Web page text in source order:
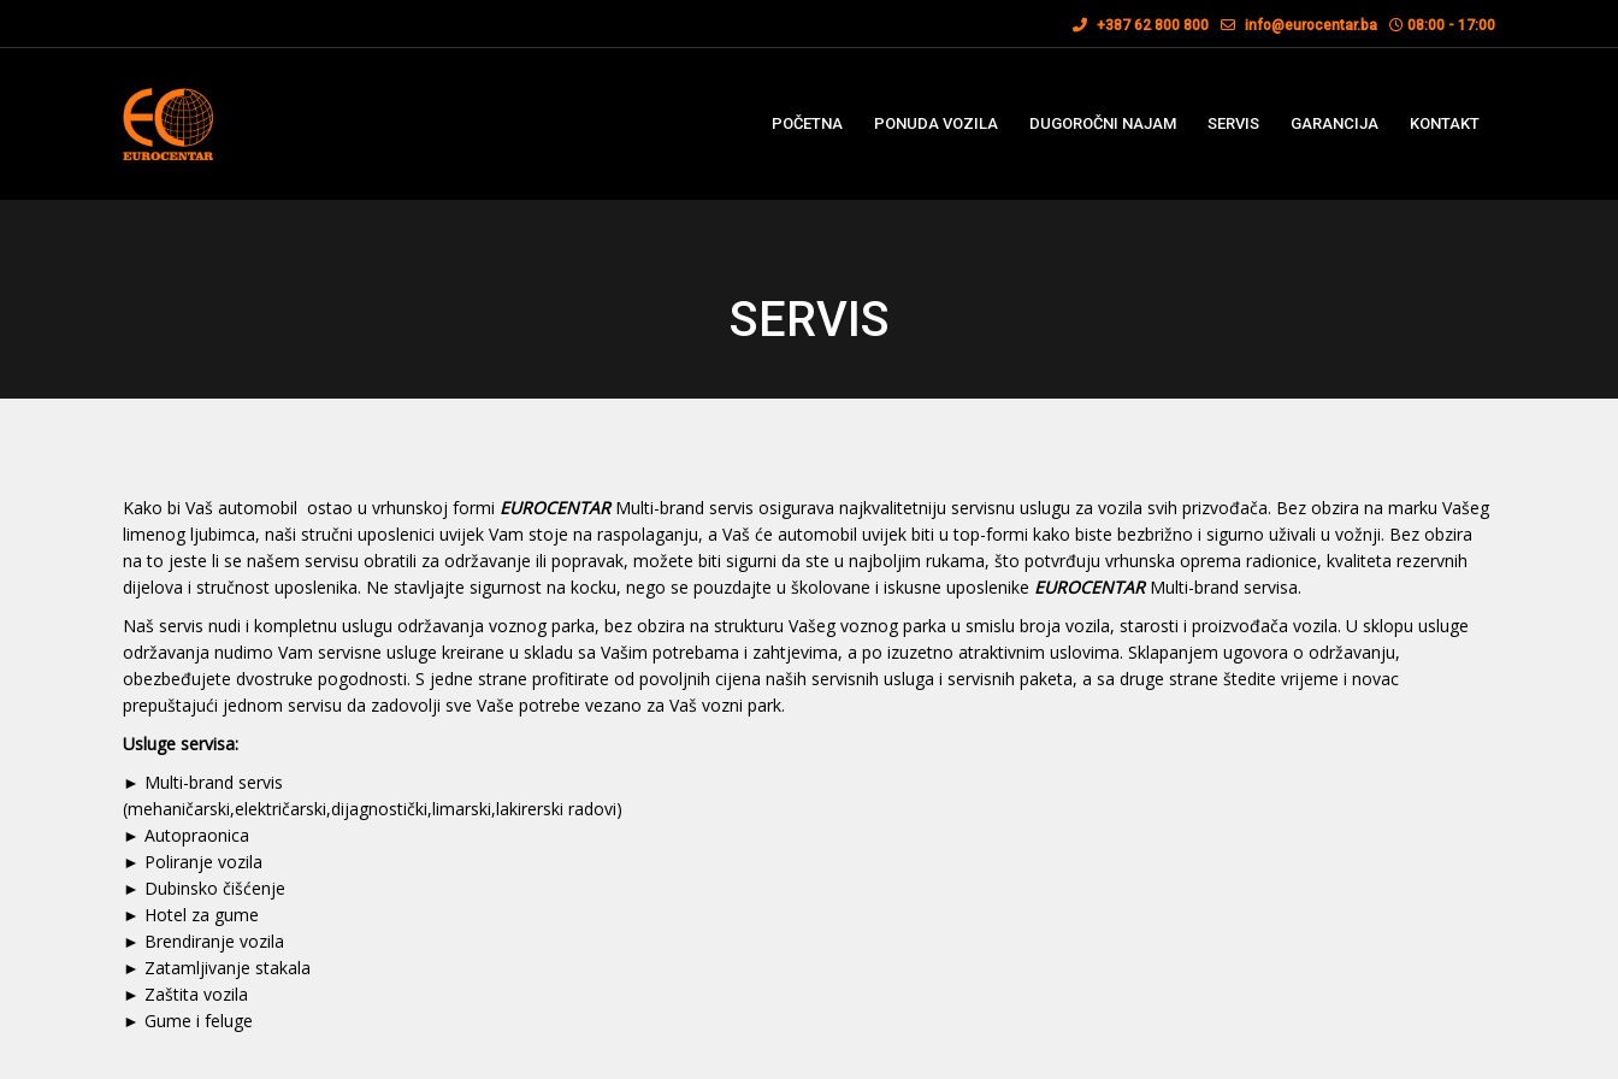
+387 62 800 800 info@eurocentar.ba 08:00 - 17:00
POČETNA PONUDA VOZILA DUGOROČNI NAJAM SERVIS GARANCIJA KONTAKT
SERVIS
Kako bi Vaš automobil ostao u vrhunskoj formi EUROCENTARMulti-brand servis osigurava najkvalitetniju servisnu uslugu za vozila svih prizvođača. Bez obzira na marku Vašeg
limenog ljubimca, naši stručni uposlenici uvijek Vam stoje na raspolaganju, a Vaš će automobil uvijek biti u top-formi kako biste bezbrižno i sigurno uživali u vožnji. Bez obzira
na to jeste li se našem servisu obratili za održavanje ili popravak, možete biti sigurni da ste u najboljim rukama, što potvrđuju vrhunska oprema radionice, kvaliteta rezervnih
dijelova i stručnost uposlenika. Ne stavljajte sigurnost na kocku, nego se pouzdajte u školovane i iskusne uposlenike EUROCENTARMulti-brand servisa.
Naš servis nudi i kompletnu uslugu održavanja voznog parka, bez obzira na strukturu Vašeg voznog parka u smislu broja vozila, starosti i proizvođača vozila. U sklopu usluge
održavanja nudimo Vam servisne usluge kreirane u skladu sa Vašim potrebama i zahtjevima, a po izuzetno atraktivnim uslovima. Sklapanjem ugovora o održavanju,
obezbeđujete dvostruke pogodnosti. S jedne strane profitirate od povoljnih cijena naših servisnih usluga i servisnih paketa, a sa druge strane štedite vrijeme i novac
prepuštajući jednom servisu da zadovolji sve Vaše potrebe vezano za Vaš vozni park.
Usluge servisa:
► Multi-brand servis
(mehaničarski,električarski,dijagnostički,limarski,lakirerski radovi)
► Autopraonica
► Poliranje vozila
► Dubinsko čišćenje
► Hotel za gume
► Brendiranje vozila
► Zatamljivanje stakala
► Zaštita vozila
► Gume i feluge